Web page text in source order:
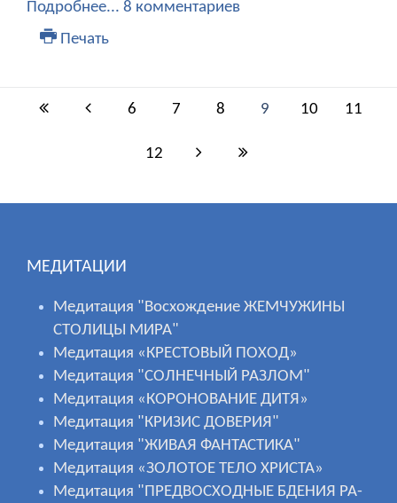
Подробнее... 8 комментариев
Печать
6 7 8 9 10 11
12
МЕДИТАЦИИ
Медитация "Восхождение ЖЕМЧУЖИНЫ
СТОЛИЦЫ МИРА"
Медитация «КРЕСТОВЫЙ ПОХОД»
Медитация "СОЛНЕЧНЫЙ РАЗЛОМ"
Медитация «КОРОНОВАНИЕ ДИТЯ»
Медитация "КРИЗИС ДОВЕРИЯ"
Медитация "ЖИВАЯ ФАНТАСТИКА"
Медитация «ЗОЛОТОЕ ТЕЛО ХРИСТА»
Медитация "ПРЕДВОСХОДНЫЕ БДЕНИЯ РА-